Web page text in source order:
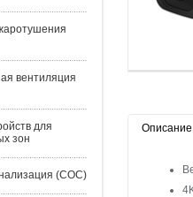
вентиляция
для
зон
(СОС)
Описание